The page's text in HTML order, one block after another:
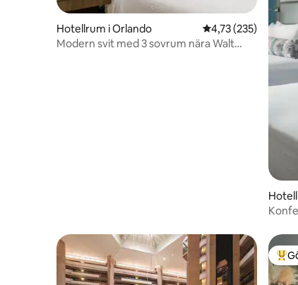
Hotellrum i Orlando 4,73 av 5 i
4,73 (235)
Modern svit med 3 sovrum nära Walt